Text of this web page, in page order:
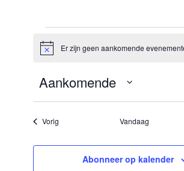
Evenementen
BerichtEr zijn geen aankomende
Aankomende
Selecteer
datum
VorigEvenementen Vandaag
Abonneer op kalender